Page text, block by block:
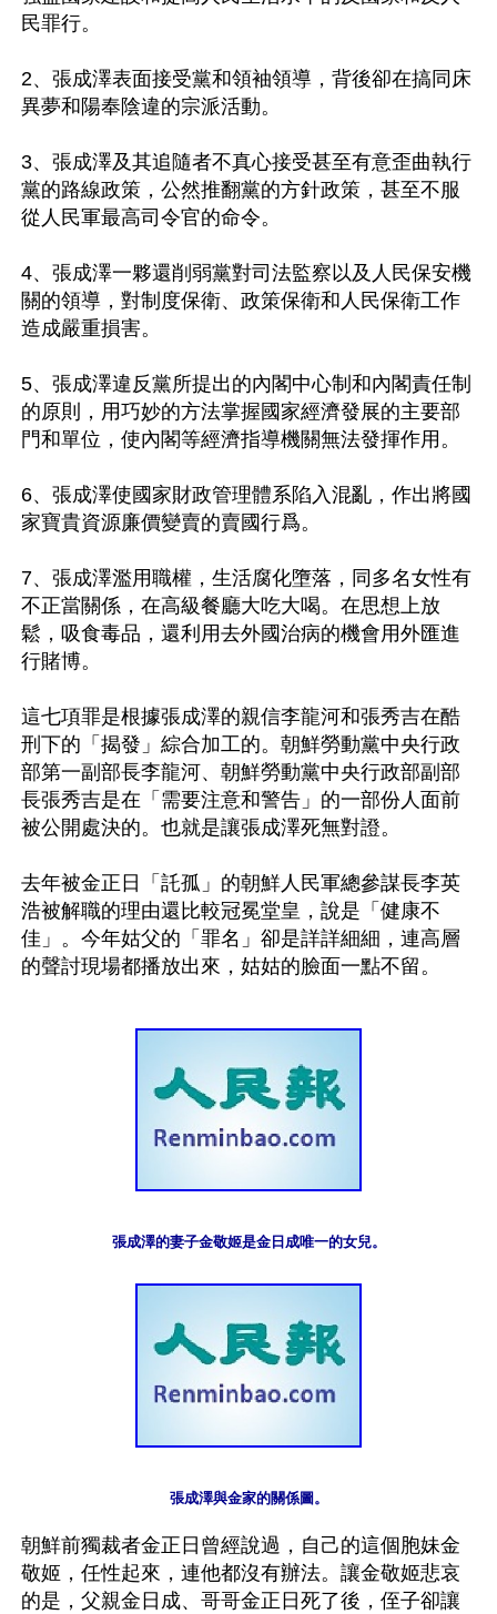
民罪行。
2、張成澤表面接受黨和領袖領導，背後卻在搞同床
異夢和陽奉陰違的宗派活動。
3、張成澤及其追隨者不真心接受甚至有意歪曲執行
黨的路線政策，公然推翻黨的方針政策，甚至不服
從人民軍最高司令官的命令。
4、張成澤一夥還削弱黨對司法監察以及人民保安機
關的領導，對制度保衛、政策保衛和人民保衛工作
造成嚴重損害。
5、張成澤違反黨所提出的內閣中心制和內閣責任制
的原則，用巧妙的方法掌握國家經濟發展的主要部
門和單位，使內閣等經濟指導機關無法發揮作用。
6、張成澤使國家財政管理體系陷入混亂，作出將國
家寶貴資源廉價變賣的賣國行爲。
7、張成澤濫用職權，生活腐化墮落，同多名女性有
不正當關係，在高級餐廳大吃大喝。在思想上放
鬆，吸食毒品，還利用去外國治病的機會用外匯進
行賭博。
這七項罪是根據張成澤的親信李龍河和張秀吉在酷
刑下的「揭發」綜合加工的。朝鮮勞動黨中央行政
部第一副部長李龍河、朝鮮勞動黨中央行政部副部
長張秀吉是在「需要注意和警告」的一部份人面前
被公開處決的。也就是讓張成澤死無對證。
去年被金正日「託孤」的朝鮮人民軍總參謀長李英
浩被解職的理由還比較冠冕堂皇，說是「健康不
佳」。今年姑父的「罪名」卻是詳詳細細，連高層
張成澤的妻子金敬姬是金日成唯一的女兒。
張成澤與金家的關係圖。
朝鮮前獨裁者金正日曾經說過，自己的這個胞妹金
敬姬，任性起來，連他都沒有辦法。讓金敬姬悲哀
的是，父親金日成、哥哥金正日死了後，侄子卻讓